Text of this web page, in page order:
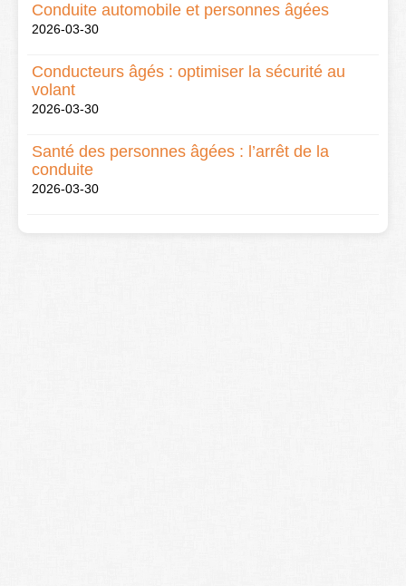
Conduite automobile et personnes âgées
2026-03-30
Conducteurs âgés : optimiser la sécurité au
volant
2026-03-30
Santé des personnes âgées : l’arrêt de la
conduite
2026-03-30